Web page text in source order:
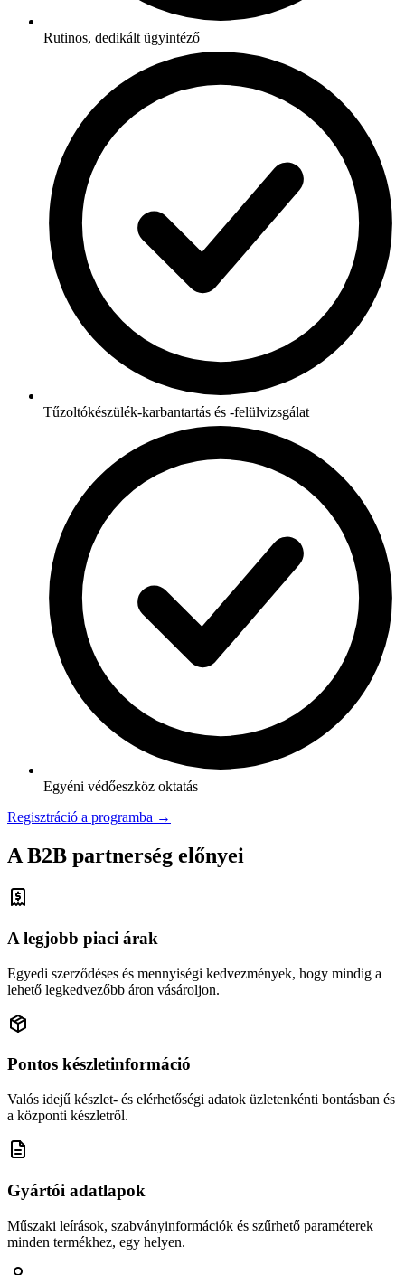
Rutinos, dedikált ügyintéző
Tűzoltókészülék-karbantartás és -felülvizsgálat
Egyéni védőeszköz oktatás
Regisztráció a programba →
A B2B partnerség előnyei
A legjobb piaci árak
Egyedi szerződéses és mennyiségi kedvezmények, hogy mindig a
lehető legkedvezőbb áron vásároljon.
Pontos készletinformáció
Valós idejű készlet- és elérhetőségi adatok üzletenkénti bontásban és
a központi készletről.
Gyártói adatlapok
Műszaki leírások, szabványinformációk és szűrhető paraméterek
minden termékhez, egy helyen.